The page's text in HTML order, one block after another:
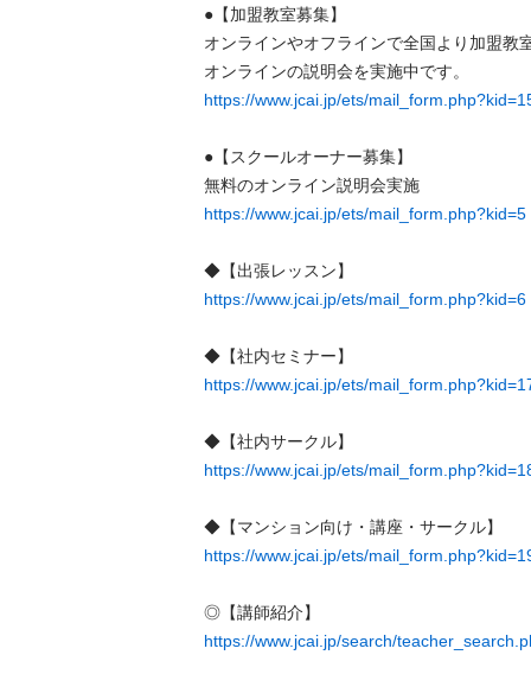
●【加盟教室募集】
オンラインやオフラインで全国より加盟教
https://www.jcai.jp/ets/
●【スクールオーナー募集】
https://www.jcai.jp/ets/mail_form.php?kid=5
https://www.jcai.jp/ets/mail_form.php?kid=6
https://www.jcai.jp/ets/
https://www.jcai.jp/ets/
https://www.jcai.jp/ets/
https://www.jcai.jp/search/